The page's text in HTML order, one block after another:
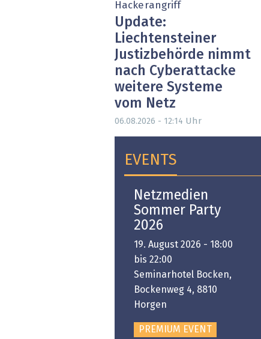
Hackerangriff
Update:
Liechtensteiner
Justizbehörde nimmt
nach Cyberattacke
weitere Systeme
vom Netz
06.08.2026 - 12:14 Uhr
EVENTS
Netzmedien
Sommer Party
2026
19. August 2026 - 18:00
bis 22:00
Seminarhotel Bocken,
Bockenweg 4, 8810
Horgen
PREMIUM EVENT